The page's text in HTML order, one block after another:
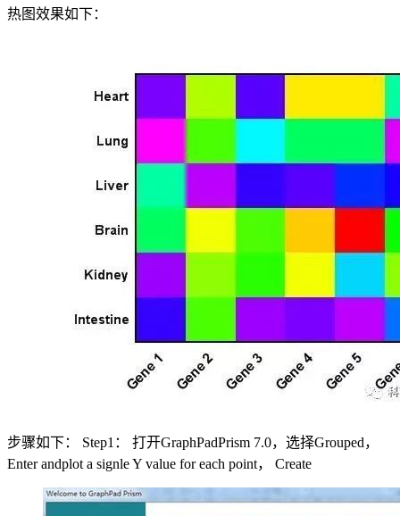
热图效果如下：
步骤如下： Step1： 打开GraphPadPrism 7.0，选择Grouped，
Enter andplot a signle Y value for each point， Create